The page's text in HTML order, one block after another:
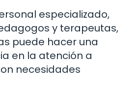
especializado,
y terapeutas,
puede hacer una
en la atención a
necesidades